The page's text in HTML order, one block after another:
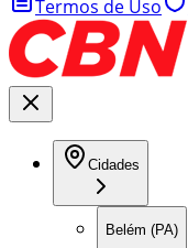
Termos de Uso
Cidades
Belém (PA)